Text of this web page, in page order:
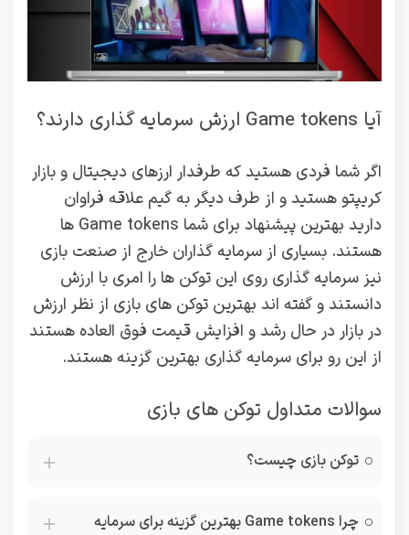
آیا Game tokens ارزش سرمایه گذاری دارند؟
اگر شما فردی هستید که طرفدار ارزهای دیجیتال و بازار
کریپتو هستید و از طرف دیگر به گیم علاقه فراوان
دارید بهترین پیشنهاد برای شما Game tokens ها
هستند. بسیاری از سرمایه گذاران خارج از صنعت بازی
نیز سرمایه گذاری روی این توکن ها را امری با ارزش
دانستند و گفته اند بهترین توکن های بازی از نظر ارزش
در بازار در حال رشد و افزایش قیمت فوق العاده هستند
از این رو برای سرمایه گذاری بهترین گزینه هستند.
سوالات متداول توکن های بازی
توکن بازی چیست؟
چرا Game tokens بهترین گزینه برای سرمایه